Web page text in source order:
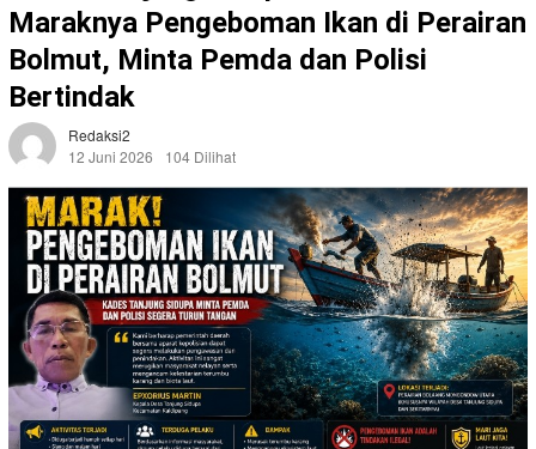
Maraknya Pengeboman Ikan di Perairan
Bolmut, Minta Pemda dan Polisi
Bertindak
Redaksi2
12 Juni 2026
104 Dilihat